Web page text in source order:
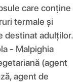
care conține
termale și
destinat adulților.
- Malpighia
(agent
agent de